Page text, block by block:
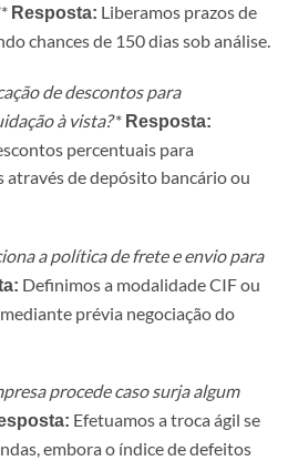
Resposta: Liberamos prazos de
chances de 150 dias sob análise.
de descontos para
à vista?* Resposta:
percentuais para
através de depósito bancário ou
a política de frete e envio para
Definimos a modalidade CIF ou
prévia negociação do
procede caso surja algum
Efetuamos a troca ágil se
embora o índice de defeitos